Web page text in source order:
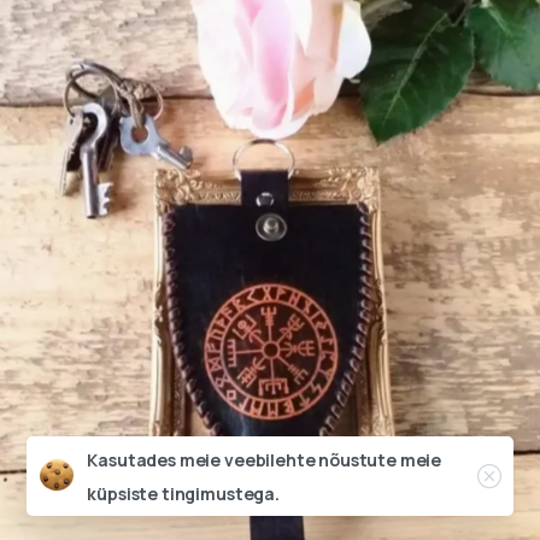
Kasutades meie veebilehte nõustute meie
küpsiste tingimustega.
Close